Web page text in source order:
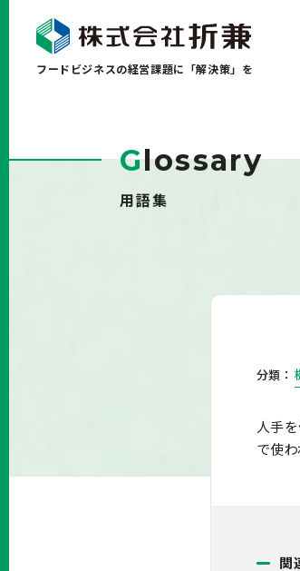
フードビジネスの経営課題に「解決策」を
Glossary
用語集
分類：
人手
で使
関